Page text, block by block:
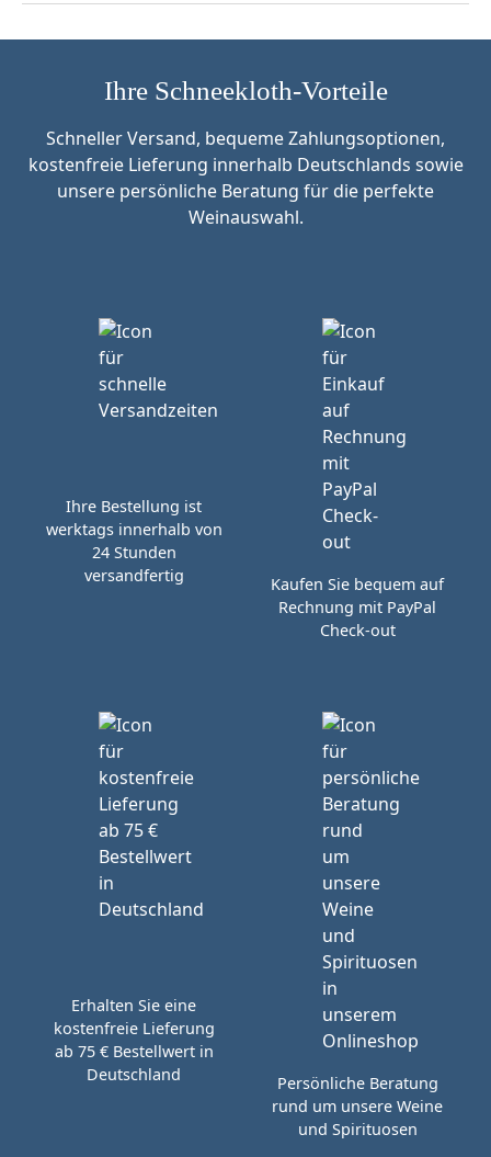
Ihre Schneekloth-Vorteile
Schneller Versand, bequeme Zahlungsoptionen,
kostenfreie Lieferung innerhalb Deutschlands sowie
unsere persönliche Beratung für die perfekte
Weinauswahl.
Ihre Bestellung ist
werktags innerhalb von
24 Stunden
versandfertig
Kaufen Sie bequem auf
Rechnung mit PayPal
Check-out
Erhalten Sie eine
kostenfreie Lieferung
ab 75 € Bestellwert in
Deutschland
Persönliche Beratung
rund um unsere Weine
und Spirituosen